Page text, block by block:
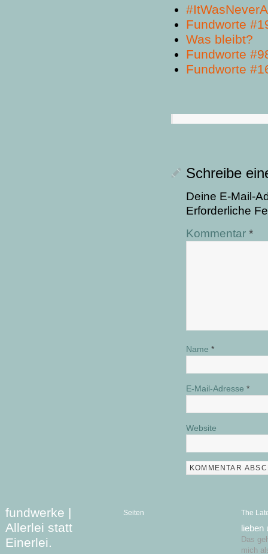
Fundworte
Was bleibt?
Fundworte
Fundworte
Schreibe
Deine E-Mail-
Erforderliche
Kommentar *
Name *
E-Mail-Adresse *
Website
fundwerke |
Allerlei statt
Einerlei.
Seiten The
lieben
Das
mich